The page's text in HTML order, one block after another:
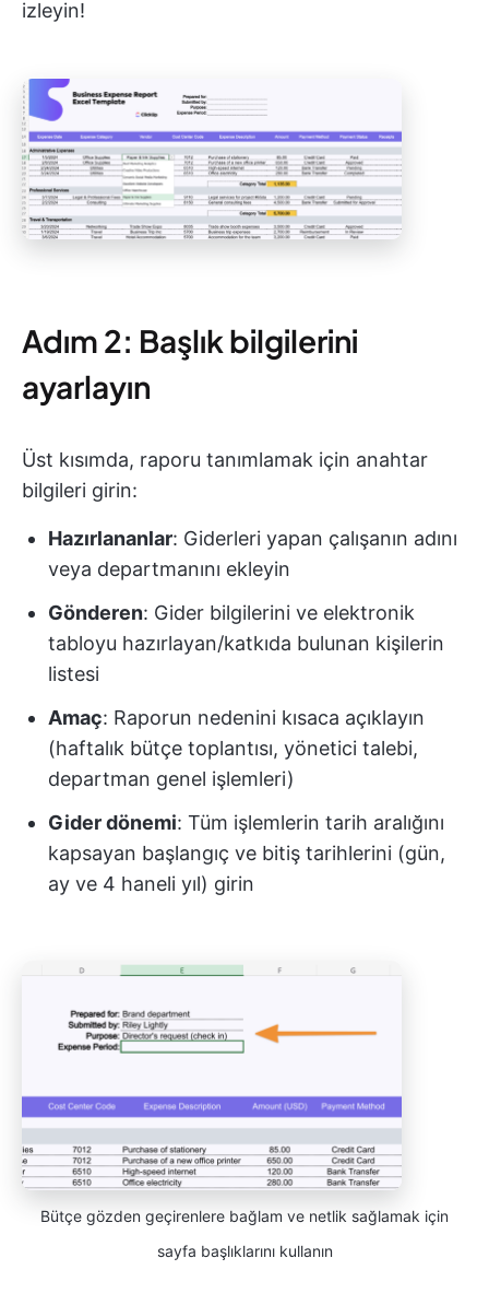
izleyin!
Adım 2: Başlık bilgilerini
ayarlayın
Üst kısımda, raporu tanımlamak için anahtar
bilgileri girin:
Hazırlananlar: Giderleri yapan çalışanın adını
veya departmanını ekleyin
Gönderen: Gider bilgilerini ve elektronik
tabloyu hazırlayan/katkıda bulunan kişilerin
listesi
Amaç: Raporun nedenini kısaca açıklayın
(haftalık bütçe toplantısı, yönetici talebi,
departman genel işlemleri)
Gider dönemi: Tüm işlemlerin tarih aralığını
kapsayan başlangıç ve bitiş tarihlerini (gün,
ay ve 4 haneli yıl) girin
Bütçe gözden geçirenlere bağlam ve netlik sağlamak için
sayfa başlıklarını kullanın